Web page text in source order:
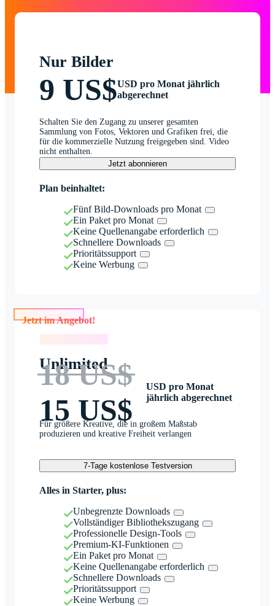
Nur Bilder
9 US$USD pro Monat jährlich
abgerechnet
Schalten Sie den Zugang zu unserer gesamten
Sammlung von Fotos, Vektoren und Grafiken frei, die
für die kommerzielle Nutzung freigegeben sind. Video
nicht enthalten.
Jetzt abonnieren
Plan beinhaltet:
Fünf Bild-Downloads pro Monat
Ein Paket pro Monat
Keine Quellenangabe erforderlich
Schnellere Downloads
Prioritätssupport
Keine Werbung
Jetzt im Angebot!
Unlimited
18 US$
15 US$
USD pro Monat
jährlich abgerechnet
Für größere Kreative, die in großem Maßstab
produzieren und kreative Freiheit verlangen
7-Tage kostenlose Testversion
Alles in Starter, plus:
Unbegrenzte Downloads
Vollständiger Bibliothekszugang
Professionelle Design-Tools
Premium-KI-Funktionen
Ein Paket pro Monat
Keine Quellenangabe erforderlich
Schnellere Downloads
Prioritätssupport
Keine Werbung